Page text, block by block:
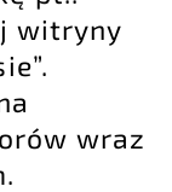
witryny
wraz